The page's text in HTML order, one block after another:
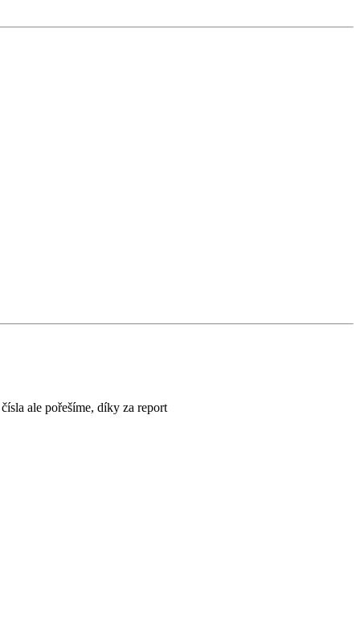
ale pořešíme, díky za report